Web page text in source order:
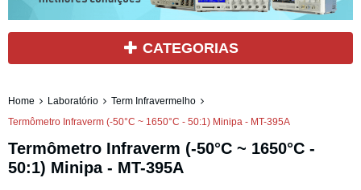
CATEGORIAS
Home Laboratório
Term Infravermelho
Termômetro Infraverm (-50°C ~ 1650°C - 50:1) Minipa - MT-395A
Termômetro Infraverm (-50°C ~ 1650°C -
50:1) Minipa - MT-395A